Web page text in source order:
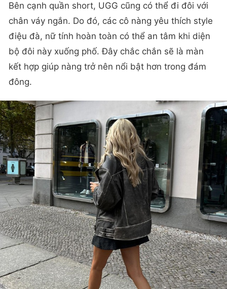
Bên cạnh quần short, UGG cũng có thể đi đôi với
chân váy ngắn. Do đó, các cô nàng yêu thích style
điệu đà, nữ tính hoàn toàn có thể an tâm khi diện
bộ đôi này xuống phố. Đây chắc chắn sẽ là màn
kết hợp giúp nàng trở nên nổi bật hơn trong đám
đông.